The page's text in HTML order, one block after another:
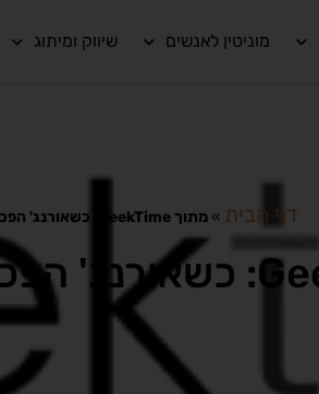
מוניטין לאנשים שיווק ומיתוג
דף הבית » מתוך GeekTime: כשאורנג' הפכה לפרטנר – הטוב והרע